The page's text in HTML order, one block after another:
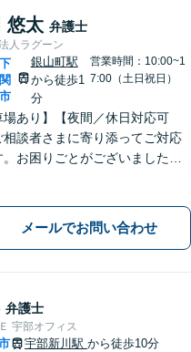
悠太 弁護士
人ラグーン
下
関
市
銀山町駅
から徒歩1
分
営業時間：10:00~1
7:00（土日祝日）
場あり】【夜間／休日対応可
相談者さまに寄り添ってご対応
。お困りごとがございましたら
メールでお問い合わせ
弁護士
宇部オフィス
宇部新川駅 から徒歩10分